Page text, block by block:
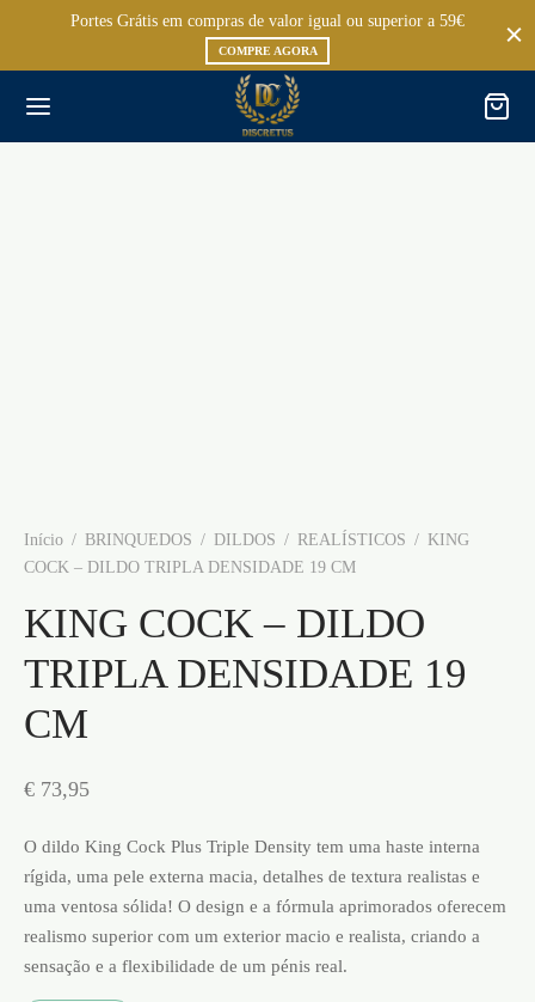
Portes Grátis em compras de valor igual ou superior a 59€
COMPRE AGORA
Início / BRINQUEDOS / DILDOS / REALÍSTICOS / KING
COCK – DILDO TRIPLA DENSIDADE 19 CM
KING COCK – DILDO
TRIPLA DENSIDADE 19
CM
€ 73,95
O dildo King Cock Plus Triple Density tem uma haste interna
rígida, uma pele externa macia, detalhes de textura realistas e
uma ventosa sólida! O design e a fórmula aprimorados oferecem
realismo superior com um exterior macio e realista, criando a
sensação e a flexibilidade de um pénis real.